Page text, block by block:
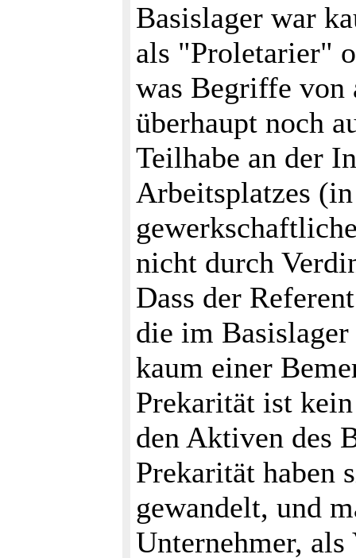
Basislager war
als "Proletarier"
was Begriffe von
überhaupt noch
Teilhabe an der
Arbeitsplatzes
nicht durch
Dass der
die im
kaum einer
Prekarität ist
den Aktiven des
Prekarität haben
gewandelt, und
Unternehmer,